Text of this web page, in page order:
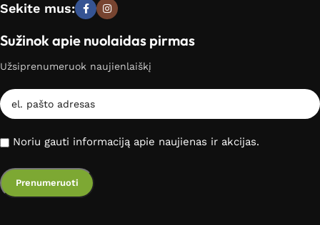
Sekite mus:
Sužinok apie nuolaidas pirmas
Užsiprenumeruok naujienlaiškį
Noriu gauti informaciją apie naujienas ir akcijas.